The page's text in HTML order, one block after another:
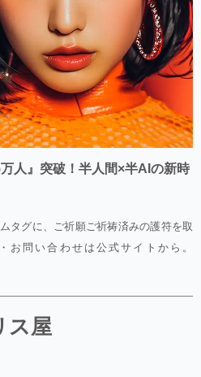
人』突破！半人間×半AIの新時
タグに、ご祈願ご祈祷済みの護符を取
問い合わせは公式サイトから。
ス屋